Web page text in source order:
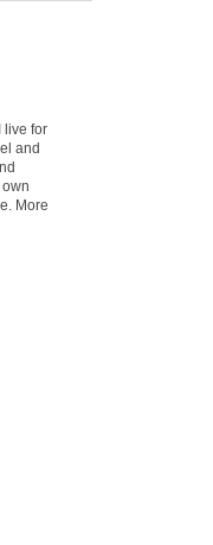
live for
and
More